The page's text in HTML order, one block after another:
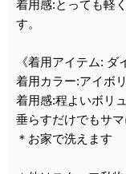
着用感:とっても軽
す。
《着用アイテム: ダ
着用カラー:アイボ
着用感:程よいボリ
垂らすだけでもサ
＊お家で洗えます